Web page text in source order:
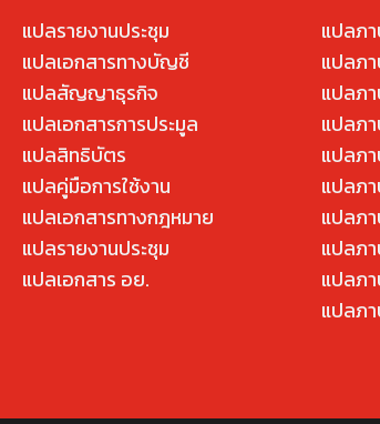
แปลรายงานประชุม
แปลเอกสารทางบัญชี
แปลสัญญาธุรกิจ
แปลเอกสารการประมูล
แปลสิทธิบัตร
แปลคู่มือการใช้งาน
แปลเอกสารทางกฎหมาย
แปลรายงานประชุม
แปลเอกสาร อย.
แปลภ
แปลภ
แปลภา
แปลภ
แปลภ
แปลภ
แปลภา
แปลภ
แปลภ
แปลภ